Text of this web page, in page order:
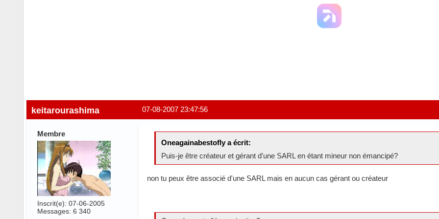
07-08-2007 23:47:56
keitarourashima
Membre
Inscrit(e): 07-06-2005
Messages: 6 340
Oneagainabestofly a écrit:
Puis-je être créateur et gérant d'une SARL en étant mineur non émancipé?
non tu peux être associé d'une SARL mais en aucun cas gérant ou créateur